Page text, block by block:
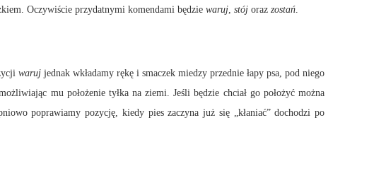
Oczywiście przydatnymi komendami będzie waruj, stój oraz zostań.
warujjednak wkładamy rękę i smaczek miedzy przednie łapy psa, pod niego
mu położenie tyłka na ziemi. Jeśli będzie chciał go położyć można
poprawiamy pozycję, kiedy pies zaczyna już się „kłaniać” dochodzi po